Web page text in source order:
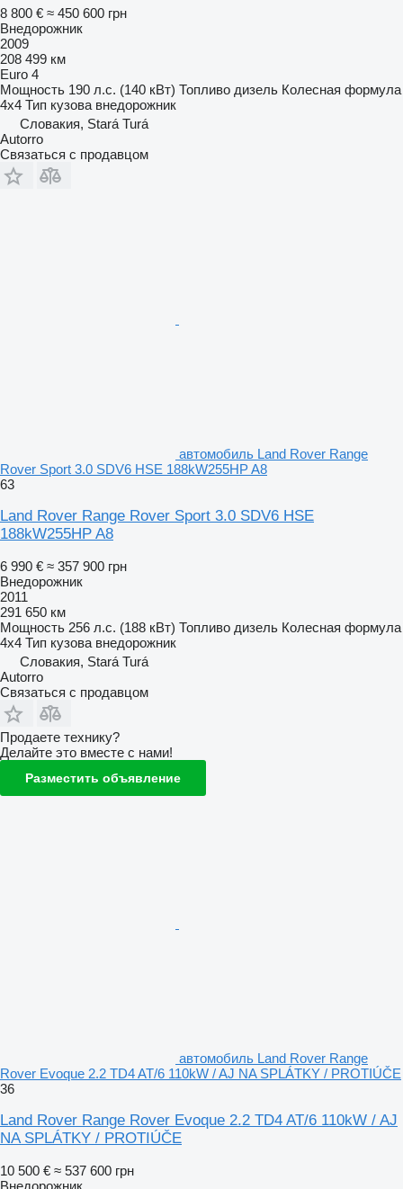
8 800 € ≈ 450 600 грн
Внедорожник
2009
208 499 км
Euro 4
Мощность 190 л.с. (140 кВт) Топливо дизель Колесная формула
4x4 Тип кузова внедорожник
Словакия, Stará Turá
Autorro
Связаться с продавцом
автомобиль Land Rover Range
Rover Sport 3.0 SDV6 HSE 188kW255HP A8
63
Land Rover Range Rover Sport 3.0 SDV6 HSE
188kW255HP A8
6 990 € ≈ 357 900 грн
Внедорожник
2011
291 650 км
Мощность 256 л.с. (188 кВт) Топливо дизель Колесная формула
4x4 Тип кузова внедорожник
Словакия, Stará Turá
Autorro
Связаться с продавцом
Продаете технику?
Делайте это вместе с нами!
Разместить объявление
автомобиль Land Rover Range
Rover Evoque 2.2 TD4 AT/6 110kW / AJ NA SPLÁTKY / PROTIÚČE
36
Land Rover Range Rover Evoque 2.2 TD4 AT/6 110kW / AJ
NA SPLÁTKY / PROTIÚČE
10 500 € ≈ 537 600 грн